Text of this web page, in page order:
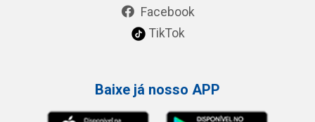
Facebook
TikTok
Baixe já nosso APP